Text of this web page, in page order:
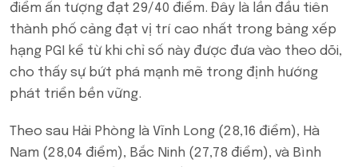
điểm ấn tượng đạt 29/40 điểm. Đây là lần đầu tiên
thành phố cảng đạt vị trí cao nhất trong bảng xếp
hạng PGI kể từ khi chỉ số này được đưa vào theo dõi,
cho thấy sự bứt phá mạnh mẽ trong định hướng
phát triển bền vững.
Theo sau Hải Phòng là Vĩnh Long (28,16 điểm), Hà
Nam (28,04 điểm), Bắc Ninh (27,78 điểm), và Bình